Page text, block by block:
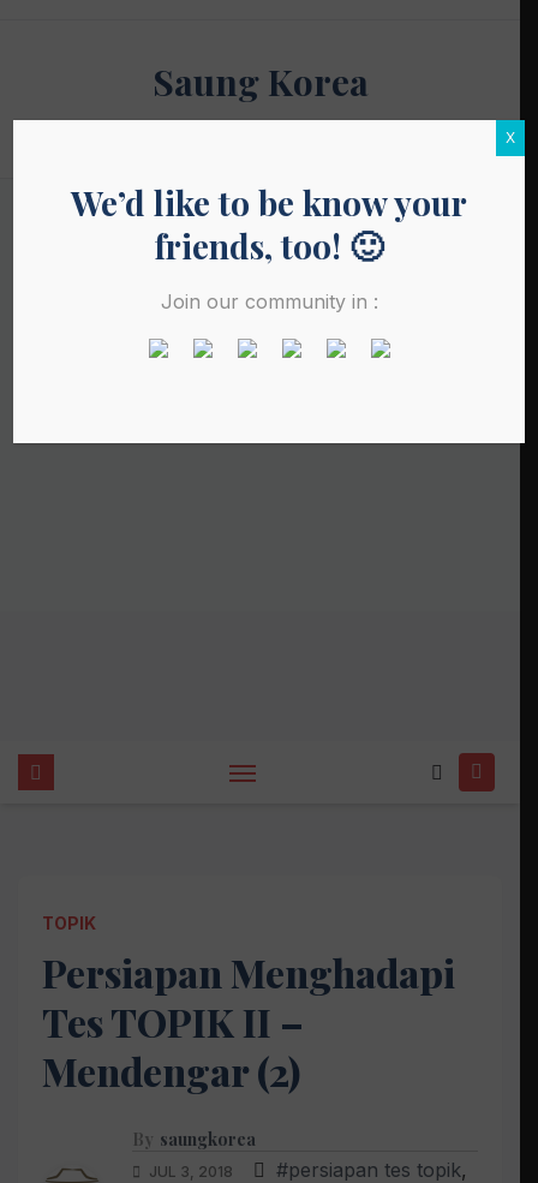
Saung Korea
TOPIK
Persiapan Menghadapi
Tes TOPIK II –
Mendengar (2)
By saungkorea
JUL 3, 2018 #persiapan tes topik,
We’d like to be know your
friends, too! 🙂
Join our community in :
X